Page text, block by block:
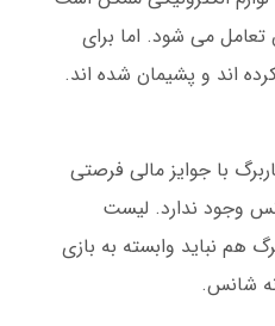
می شود. اما برای
اند و پشیمان شده اند.
با جوایز مالی فرصتی
وجود ندارد. لیست
هم نباید وابسته به بازی
شانس.